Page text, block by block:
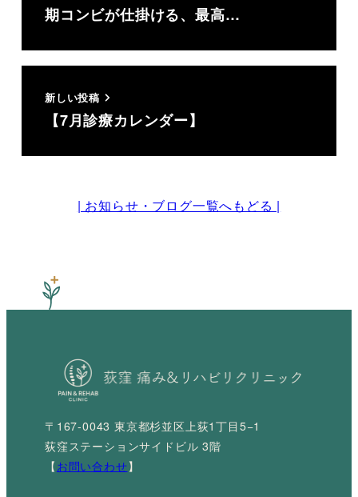
期コンビが仕掛ける、最高…
新しい投稿
【7月診療カレンダー】
| お知らせ・ブログ一覧へもどる |
〒167-0043 東京都杉並区上荻1丁目5−1
荻窪ステーションサイドビル 3階
【 お問い合わせ】